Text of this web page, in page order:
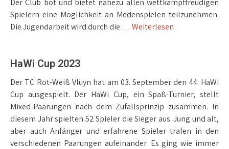
Der Club bot und bietet nahezu allen wettkampffreudigen
Spielern eine Möglichkeit an Medenspielen teilzunehmen.
Die Jugendarbeit wird durch die … Weiterlesen
HaWi Cup 2023
Der TC Rot-Weiß Vluyn hat am 03. September den 44. HaWi
Cup ausgespielt. Der HaWi Cup, ein Spaß-Turnier, stellt
Mixed-Paarungen nach dem Zufallsprinzip zusammen. In
diesem Jahr spielten 52 Spieler die Sieger aus. Jung und alt,
aber auch Anfänger und erfahrene Spieler trafen in den
verschiedenen Paarungen aufeinander. Es ging wie immer